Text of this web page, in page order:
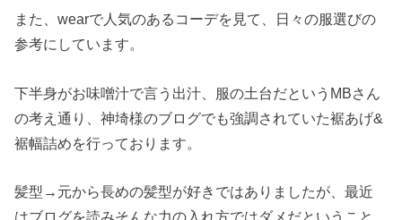
また、wearで人気のあるコーデを見て、日々の服選びの
参考にしています。
下半身がお味噌汁で言う出汁、服の土台だというMBさん
の考え通り、神埼様のブログでも強調されていた裾あげ&
裾幅詰めを行っております。
髪型→元から長めの髪型が好きではありましたが、最近
はブログを読みそんな力の入れ方ではダメだということ